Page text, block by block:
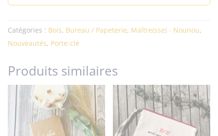
Catégories : Bois, Bureau / Papeterie, Maître(sse) - Nounou,
Nouveautés, Porte-clé
Produits similaires